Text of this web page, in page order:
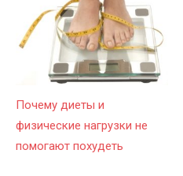
Почему диеты и
физические нагрузки не
помогают похудеть